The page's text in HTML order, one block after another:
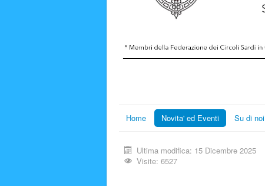
Home Novita' ed Eventi Su di noi
Ultima modifica: 15 Dicembre 2025
Visite: 6527